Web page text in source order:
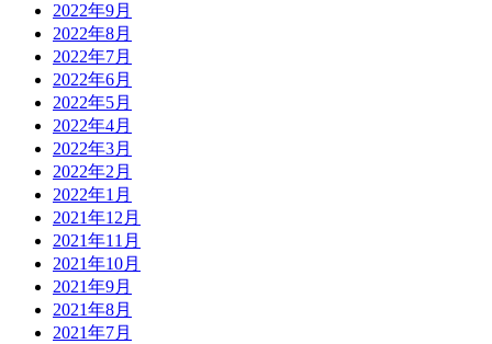
2022年9月
2022年8月
2022年7月
2022年6月
2022年5月
2022年4月
2022年3月
2022年2月
2022年1月
2021年12月
2021年11月
2021年10月
2021年9月
2021年8月
2021年7月